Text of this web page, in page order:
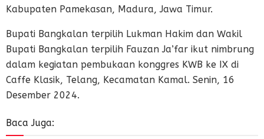
Kabupaten Pamekasan, Madura, Jawa Timur.
Bupati Bangkalan terpilih Lukman Hakim dan Wakil
Bupati Bangkalan terpilih Fauzan Ja’far ikut nimbrung
dalam kegiatan pembukaan konggres KWB ke IX di
Caffe Klasik, Telang, Kecamatan Kamal. Senin, 16
Desember 2024.
Baca Juga: